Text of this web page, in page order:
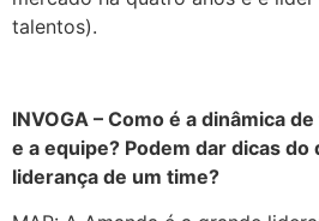
talentos).
INVOGA – Como é a dinâmica
e a equipe? Podem dar dicas
liderança de um time?